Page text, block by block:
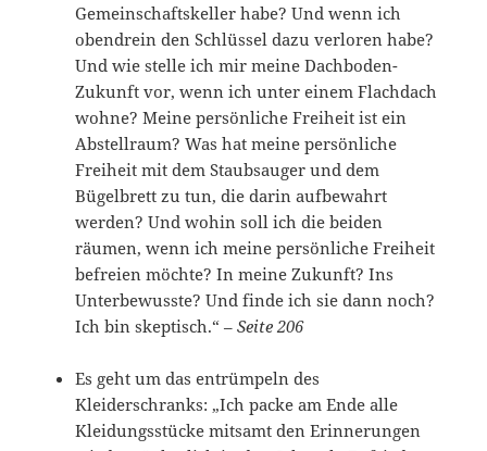
Gemeinschaftskeller habe? Und wenn ich
obendrein den Schlüssel dazu verloren habe?
Und wie stelle ich mir meine Dachboden-
Zukunft vor, wenn ich unter einem Flachdach
wohne? Meine persönliche Freiheit ist ein
Abstellraum? Was hat meine persönliche
Freiheit mit dem Staubsauger und dem
Bügelbrett zu tun, die darin aufbewahrt
werden? Und wohin soll ich die beiden
räumen, wenn ich meine persönliche Freiheit
befreien möchte? In meine Zukunft? Ins
Unterbewusste? Und finde ich sie dann noch?
Ich bin skeptisch.“ –Seite 206
Es geht um das entrümpeln des
Kleiderschranks: „Ich packe am Ende alle
Kleidungsstücke mitsamt den Erinnerungen